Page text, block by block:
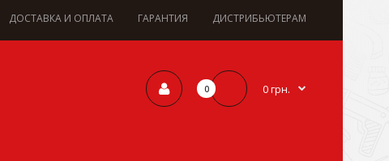
ДОСТАВКА И ОПЛАТА ГАРАНТИЯ ДИСТРИБЬЮТЕРАМ
0 0 грн.